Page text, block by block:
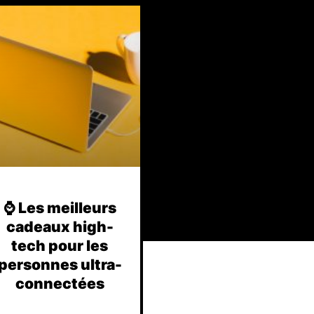
⌚️ Les meilleurs
cadeaux high-
tech pour les
ultra-
connectées